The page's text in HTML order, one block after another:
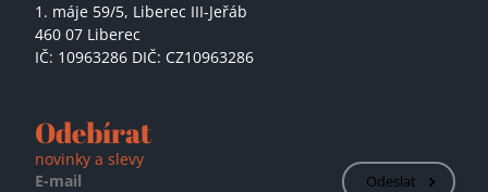
1. máje 59/5, Liberec III-Jeřáb
460 07 Liberec
IČ: 10963286 DIČ: CZ10963286
Odebírat
novinky a slevy
Odeslat